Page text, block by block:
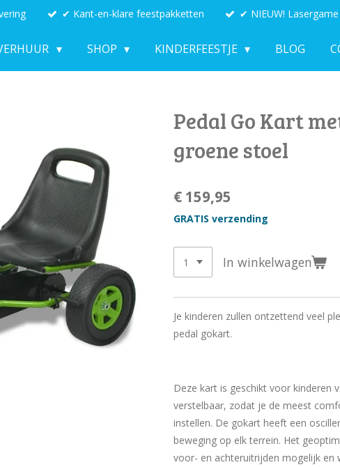
✔ Kant-en-klare feestpakketten ✔ NIEUW!
SHOP KINDERFEESTJE BLOG
Pedal Go Kart
groene stoel
€ 159,95
GRATIS verzending
In winkelwagen
Je kinderen zullen ontzettend veel
pedal gokart.
Deze kart is geschikt voor kinderen
verstelbaar, zodat je de meest
instellen. De gokart heeft een
beweging op elk terrein. Het
voor- en achteruitrijden mogelijk en